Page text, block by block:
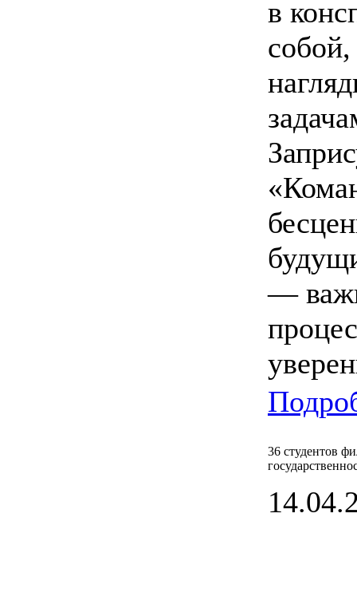
в
—
36 студентов